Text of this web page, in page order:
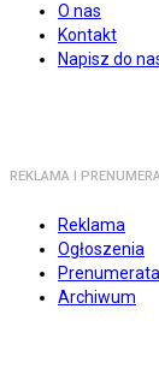
O nas
Kontakt
Napisz do
REKLAMA I
Reklama
Ogłoszenia
Prenumerata
Archiwum